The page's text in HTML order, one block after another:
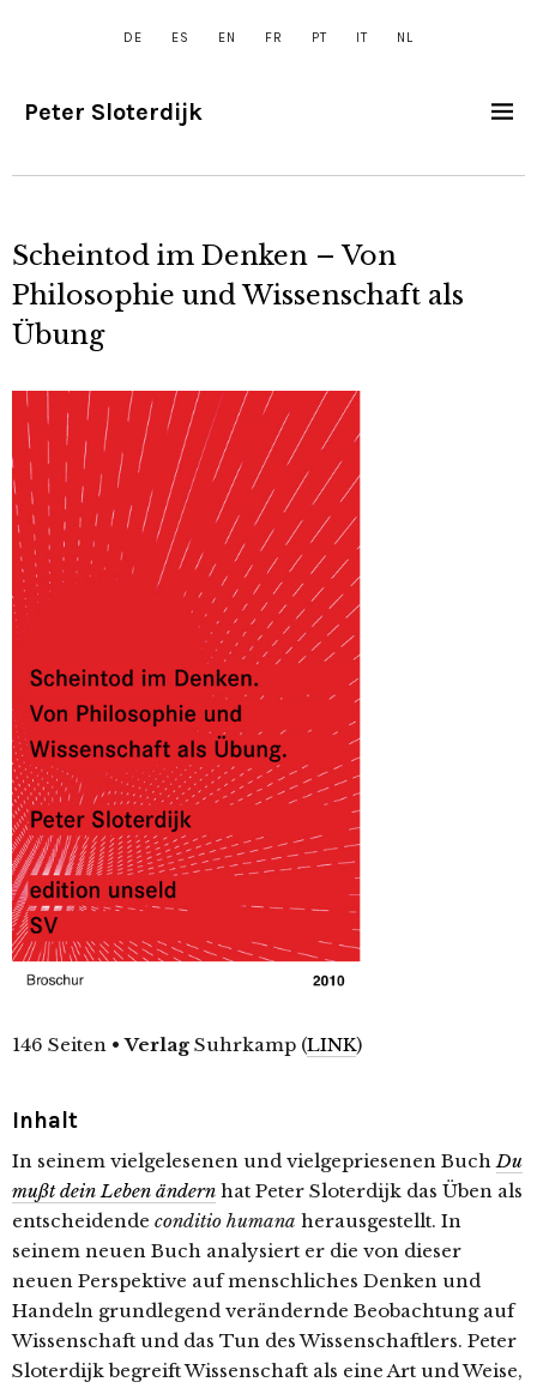
DE ES EN FR PT IT NL
Peter Sloterdijk
Scheintod im Denken – Von
Philosophie und Wissenschaft als
Übung
146 Seiten • Verlag Suhrkamp (LINK)
Inhalt
In seinem vielgelesenen und vielgepriesenen BuchDu
mußt dein Leben ändern hat Peter Sloterdijk das Üben als
entscheidende conditio humana herausgestellt. In
seinem neuen Buch analysiert er die von dieser
neuen Perspektive auf menschliches Denken und
Handeln grundlegend verändernde Beobachtung auf
Wissenschaft und das Tun des Wissenschaftlers. Peter
Sloterdijk begreift Wissenschaft als eine Art und Weise,